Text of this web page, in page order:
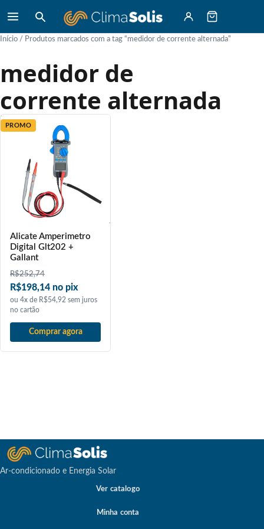
Início / Produtos marcados com a tag “medidor de corrente alternada”
medidor de
corrente alternada
PROMO
Alicate Amperimetro
Digital Glt202 +
Gallant
R$252,74
R$198,14 no pix
ou 4x de R$54,92 sem juros
no cartão
Comprar agora
Ar-condicionado e Energia Solar
Ver catalogo
Minha conta